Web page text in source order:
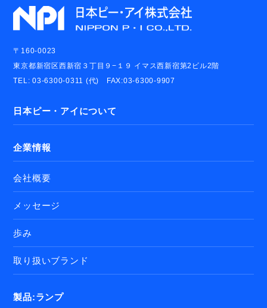
〒160-0023
東京都新宿区西新宿３丁目９−１９ イマス西新宿第2ビル2階
TEL: 03-6300-0311 (代) FAX:03-6300-9907
日本ピー・アイについて
企業情報
会社概要
メッセージ
歩み
取り扱いブランド
製品:ランプ